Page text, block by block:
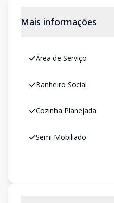
Mais informações
Área de Serviço
Banheiro Social
Cozinha Planejada
Semi Mobiliado